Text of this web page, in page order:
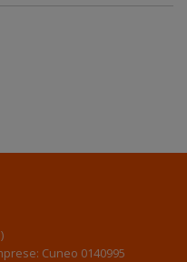
Cuneo 0140995